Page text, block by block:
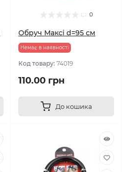
0
Обруч Максі d=95 см
Немає в наявності
Код товару: 74019
110.00 грн
До кошика